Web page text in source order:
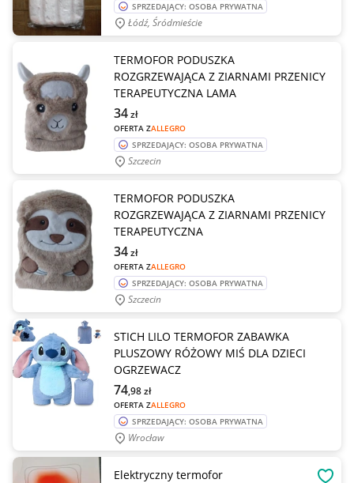
SPRZEDAJĄCY: OSOBA PRYWATNA
Łódź, Śródmieście
TERMOFOR PODUSZKA
ROZGRZEWAJĄCA Z ZIARNAMI PRZENICY
TERAPEUTYCZNA LAMA
OFERTA ZALLEGRO
34zł
SPRZEDAJĄCY: OSOBA PRYWATNA
Szczecin
TERMOFOR PODUSZKA
ROZGRZEWAJĄCA Z ZIARNAMI PRZENICY
TERAPEUTYCZNA
OFERTA ZALLEGRO
34zł
SPRZEDAJĄCY: OSOBA PRYWATNA
Szczecin
STICH LILO TERMOFOR ZABAWKA
PLUSZOWY RÓŻOWY MIŚ DLA DZIECI
OGRZEWACZ
OFERTA ZALLEGRO
74,98zł
SPRZEDAJĄCY: OSOBA PRYWATNA
Wrocław
Elektryczny termofor